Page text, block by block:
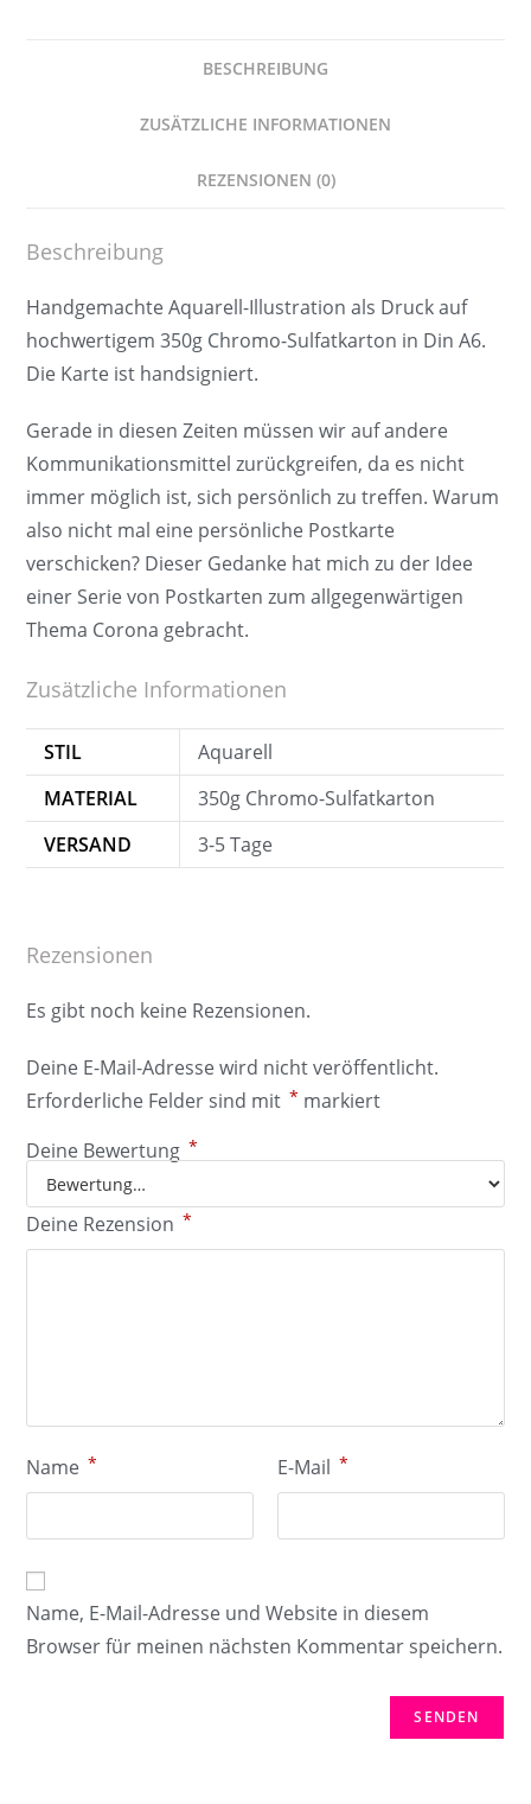
BESCHREIBUNG
ZUSÄTZLICHE INFORMATIONEN
REZENSIONEN (0)
Beschreibung
Handgemachte Aquarell-Illustration als Druck auf
hochwertigem 350g Chromo-Sulfatkarton in Din A6.
Die Karte ist handsigniert.
Gerade in diesen Zeiten müssen wir auf andere
Kommunikationsmittel zurückgreifen, da es nicht
immer möglich ist, sich persönlich zu treffen. Warum
also nicht mal eine persönliche Postkarte
verschicken? Dieser Gedanke hat mich zu der Idee
einer Serie von Postkarten zum allgegenwärtigen
Thema Corona gebracht.
Zusätzliche Informationen
STIL
Aquarell
MATERIAL
350g Chromo-Sulfatkarton
VERSAND
3-5 Tage
Rezensionen
Es gibt noch keine Rezensionen.
Deine E-Mail-Adresse wird nicht veröffentlicht.
Erforderliche Felder sind mit * markiert
Deine Bewertung *
Deine Rezension *
Name * E-Mail *
Name, E-Mail-Adresse und Website in diesem
Browser für meinen nächsten Kommentar speichern.